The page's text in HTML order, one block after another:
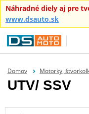
Náhradné diely aj pre
www.dsauto.sk
Domov Motorky,
UTV/ SSV